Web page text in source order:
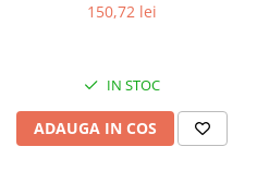
Sare speciala
Specialitati din ulei
Terine si placinte
Uleiuri Premium
150,72 lei
IN STOC
ADAUGA IN COS